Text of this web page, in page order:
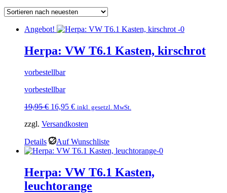
Angebot!
Herpa: VW T6.1 Kasten, kirschrot
vorbestellbar
vorbestellbar
19,95€ Ursprünglicher
war:
16,95 €Aktueller
ist:
inkl. gesetzl. MwSt.
zzgl. Versandkosten
Details Auf Wunschliste
Herpa: VW T6.1 Kasten,
leuchtorange